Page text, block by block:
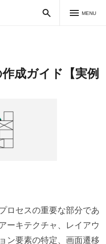
MENU
成ガイド【実例
ロセスの重要な部分であ
ーキテクチャ、レイアウ
ン要素の特定、画面遷移